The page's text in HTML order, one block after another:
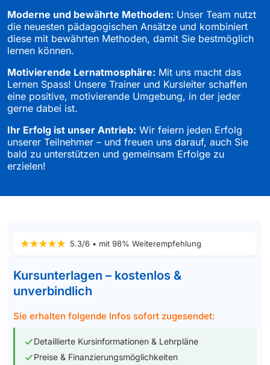
Moderne und bewährte Methoden: Unser Team nutzt
die neuesten pädagogischen Ansätze und kombiniert
diese mit bewährten Methoden, damit Sie bestmöglich
lernen können.
Motivierende Lernatmosphäre: Mit uns macht das
Lernen Spass! Unsere Trainer und Kursleiter schaffen
eine positive, motivierende Umgebung, in der jeder
gerne dabei ist.
Ihr Erfolg ist unser Antrieb: Wir feiern jeden Erfolg
unserer Teilnehmer – und freuen uns darauf, auch Sie
bald zu unterstützen und gemeinsam Erfolge zu
erzielen!
5.3/6 • mit 98% Weiterempfehlung
Kursunterlagen – kostenlos &
unverbindlich
Sie erhalten folgende Infos sofort zugesendet:
Detaillierte Kursinformationen & Lehrpläne
Preise & Finanzierungsmöglichkeiten